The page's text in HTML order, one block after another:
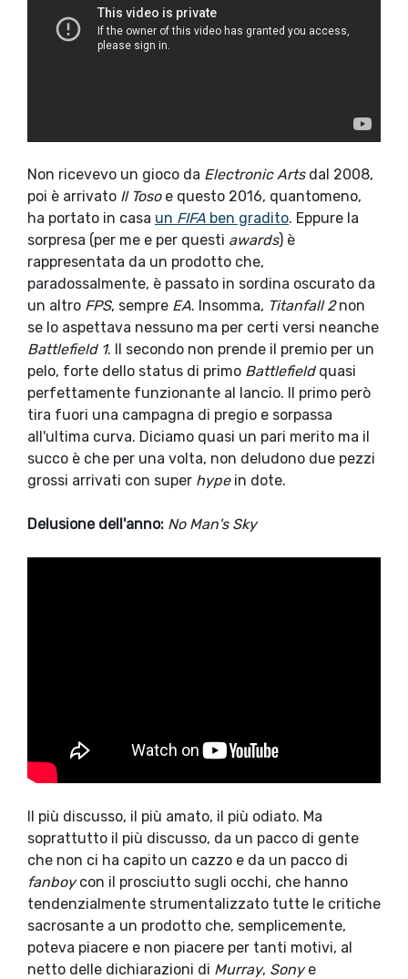
Non ricevevo un gioco da Electronic Arts dal 2008,
poi è arrivato Il Tosoe questo 2016, quantomeno,
ha portato in casa un FIFA ben gradito. Eppure la
sorpresa (per me e per questi awards) è
rappresentata da un prodotto che,
paradossalmente, è passato in sordina oscurato da
un altro FPS, sempre EA. Insomma, Titanfall 2non
se lo aspettava nessuno ma per certi versi neanche
Battlefield 1. Il secondo non prende il premio per un
pelo, forte dello status di primo Battlefield quasi
perfettamente funzionante al lancio. Il primo però
tira fuori una campagna di pregio e sorpassa
all'ultima curva. Diciamo quasi un pari merito ma il
succo è che per una volta, non deludono due pezzi
grossi arrivati con super hype in dote.
Delusione dell'anno: No Man's Sky
Il più discusso, il più amato, il più odiato. Ma
soprattutto il più discusso, da un pacco di gente
che non ci ha capito un cazzo e da un pacco di
fanboycon il prosciutto sugli occhi, che hanno
tendenzialmente strumentalizzato tutte le critiche
sacrosante a un prodotto che, semplicemente,
poteva piacere e non piacere per tanti motivi, al
netto delle dichiarazioni di Murray, Sonye